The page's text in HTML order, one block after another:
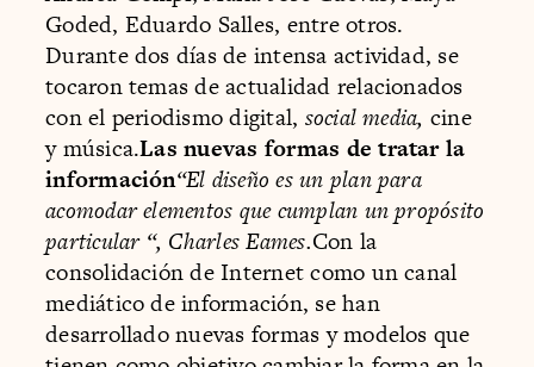
Goded, Eduardo Salles, entre otros.
Durante dos días de intensa actividad, se
tocaron temas de actualidad relacionados
con el periodismo digital, social media, cine
y música.Las nuevas formas de tratar la
información“El diseño es un plan para
acomodar elementos que cumplan un propósito
particular “, Charles Eames.Con la
consolidación de Internet como un canal
mediático de información, se han
desarrollado nuevas formas y modelos que